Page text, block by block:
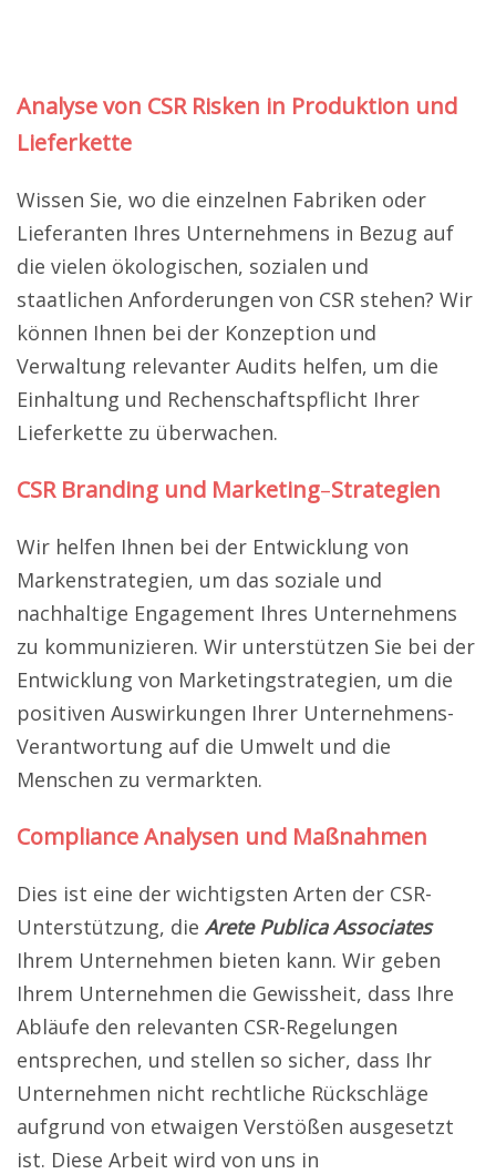
Analyse von CSR Risken in Produktion und
Lieferkette
Wissen Sie, wo die einzelnen Fabriken oder
Lieferanten Ihres Unternehmens in Bezug auf
die vielen ökologischen, sozialen und
staatlichen Anforderungen von CSR stehen? Wir
können Ihnen bei der Konzeption und
Verwaltung relevanter Audits helfen, um die
Einhaltung und Rechenschaftspflicht Ihrer
Lieferkette zu überwachen.
CSR Branding und Marketing–Strategien
Wir helfen Ihnen bei der Entwicklung von
Markenstrategien, um das soziale und
nachhaltige Engagement Ihres Unternehmens
zu kommunizieren. Wir unterstützen Sie bei der
Entwicklung von Marketingstrategien, um die
positiven Auswirkungen Ihrer Unternehmens-
Verantwortung auf die Umwelt und die
Menschen zu vermarkten.
Compliance Analysen und Maßnahmen
Dies ist eine der wichtigsten Arten der CSR-
Unterstützung, die Arete Publica Associates
Ihrem Unternehmen bieten kann. Wir geben
Ihrem Unternehmen die Gewissheit, dass Ihre
Abläufe den relevanten CSR-Regelungen
entsprechen, und stellen so sicher, dass Ihr
Unternehmen nicht rechtliche Rückschläge
aufgrund von etwaigen Verstößen ausgesetzt
ist. Diese Arbeit wird von uns in